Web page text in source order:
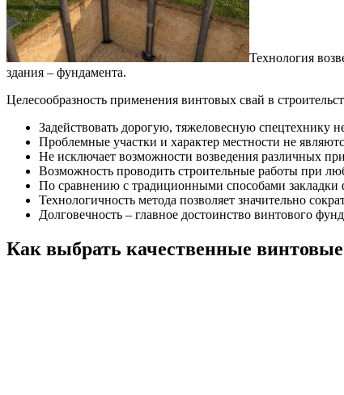
Технология
здания – фундамента.
Целесообразность применения винтовых свай в
Задействовать дорогую, тяжеловесную спецтехнику
Проблемные участки и характер местности не
Не исключает возможности возведения различных
Возможность проводить строительные работы при
По сравнению с традиционными способами закладки
Технологичность метода позволяет значительно
Долговечность – главное достоинство винтового
Как выбрать качественные